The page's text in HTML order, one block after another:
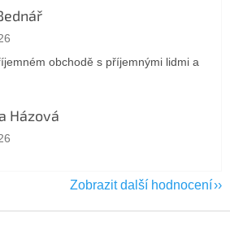
obchodu je 5 z 5 hvězdiček.
obchodě s příjemnými lidmi a
Házová
obchodu je 5 z 5 hvězdiček.
Zobrazit další hodnocení